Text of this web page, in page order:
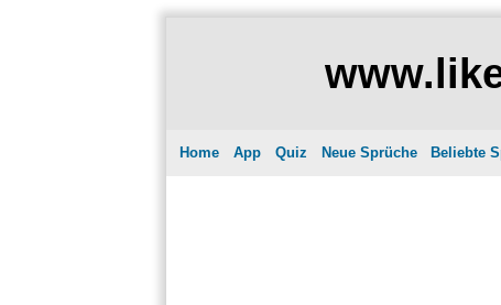
Home App Quiz Neue Sprüche Beliebte